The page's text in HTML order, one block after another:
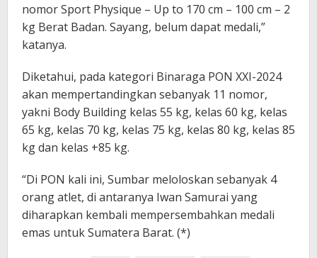
nomor Sport Physique – Up to 170 cm – 100 cm – 2
kg Berat Badan. Sayang, belum dapat medali,”
katanya.
Diketahui, pada kategori Binaraga PON XXI-2024
akan mempertandingkan sebanyak 11 nomor,
yakni Body Building kelas 55 kg, kelas 60 kg, kelas
65 kg, kelas 70 kg, kelas 75 kg, kelas 80 kg, kelas 85
kg dan kelas +85 kg.
“Di PON kali ini, Sumbar meloloskan sebanyak 4
orang atlet, di antaranya Iwan Samurai yang
diharapkan kembali mempersembahkan medali
emas untuk Sumatera Barat. (*)